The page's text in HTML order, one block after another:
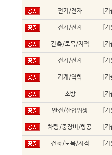
전기/전자 기
전기/전자 기
건축/토목/지적 기
전기/전자 기
기계/역학 기
소방 기
안전/산업위생 기
차량/중장비/항공 기
건축/토목/지적 기